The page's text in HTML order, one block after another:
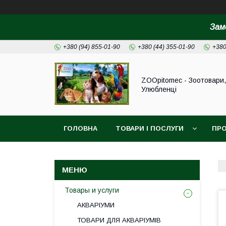
+380 (94) 855-01-90 +380 (44) 355-01-90
ZOOpitomec - Зоотовари,
Улюбленці
ГОЛОВНА ТОВАРИ І ПОСЛУГИ
Товары и услуги
АКВАРІУМИ
ТОВАРИ ДЛЯ АКВАРІУМІВ